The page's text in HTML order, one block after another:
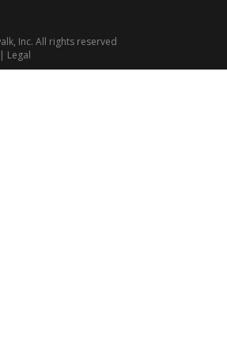
Inc. All rights reserved
| Legal